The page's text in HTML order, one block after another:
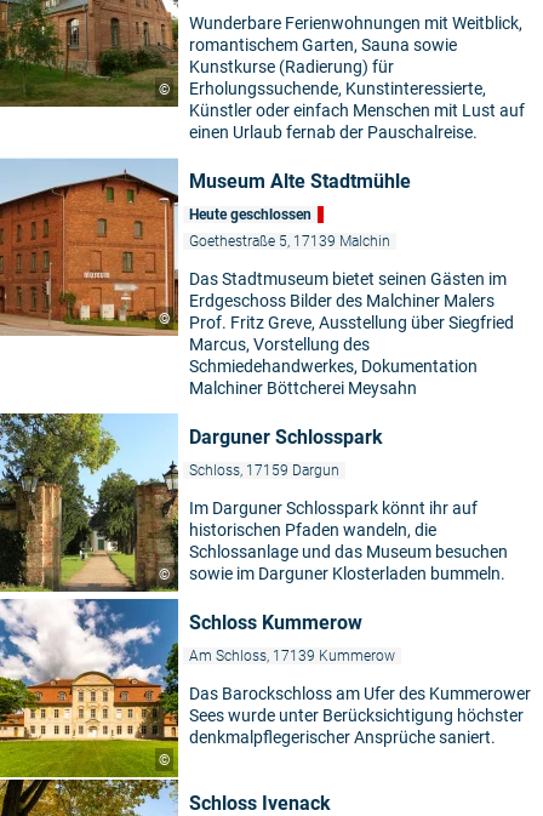
©
Wunderbare Ferienwohnungen mit Weitblick,
romantischem Garten, Sauna sowie
Kunstkurse (Radierung) für
Erholungssuchende, Kunstinteressierte,
Künstler oder einfach Menschen mit Lust auf
einen Urlaub fernab der Pauschalreise.
©
Museum Alte Stadtmühle
Heute geschlossen
Goethestraße 5, 17139 Malchin
Das Stadtmuseum bietet seinen Gästen im
Erdgeschoss Bilder des Malchiner Malers
Prof. Fritz Greve, Ausstellung über Siegfried
Marcus, Vorstellung des
Schmiedehandwerkes, Dokumentation
Malchiner Böttcherei Meysahn
©
Darguner Schlosspark
Schloss, 17159 Dargun
Im Darguner Schlosspark könnt ihr auf
historischen Pfaden wandeln, die
Schlossanlage und das Museum besuchen
sowie im Darguner Klosterladen bummeln.
©
Schloss Kummerow
Am Schloss, 17139 Kummerow
Das Barockschloss am Ufer des Kummerower
Sees wurde unter Berücksichtigung höchster
denkmalpflegerischer Ansprüche saniert.
Schloss Ivenack